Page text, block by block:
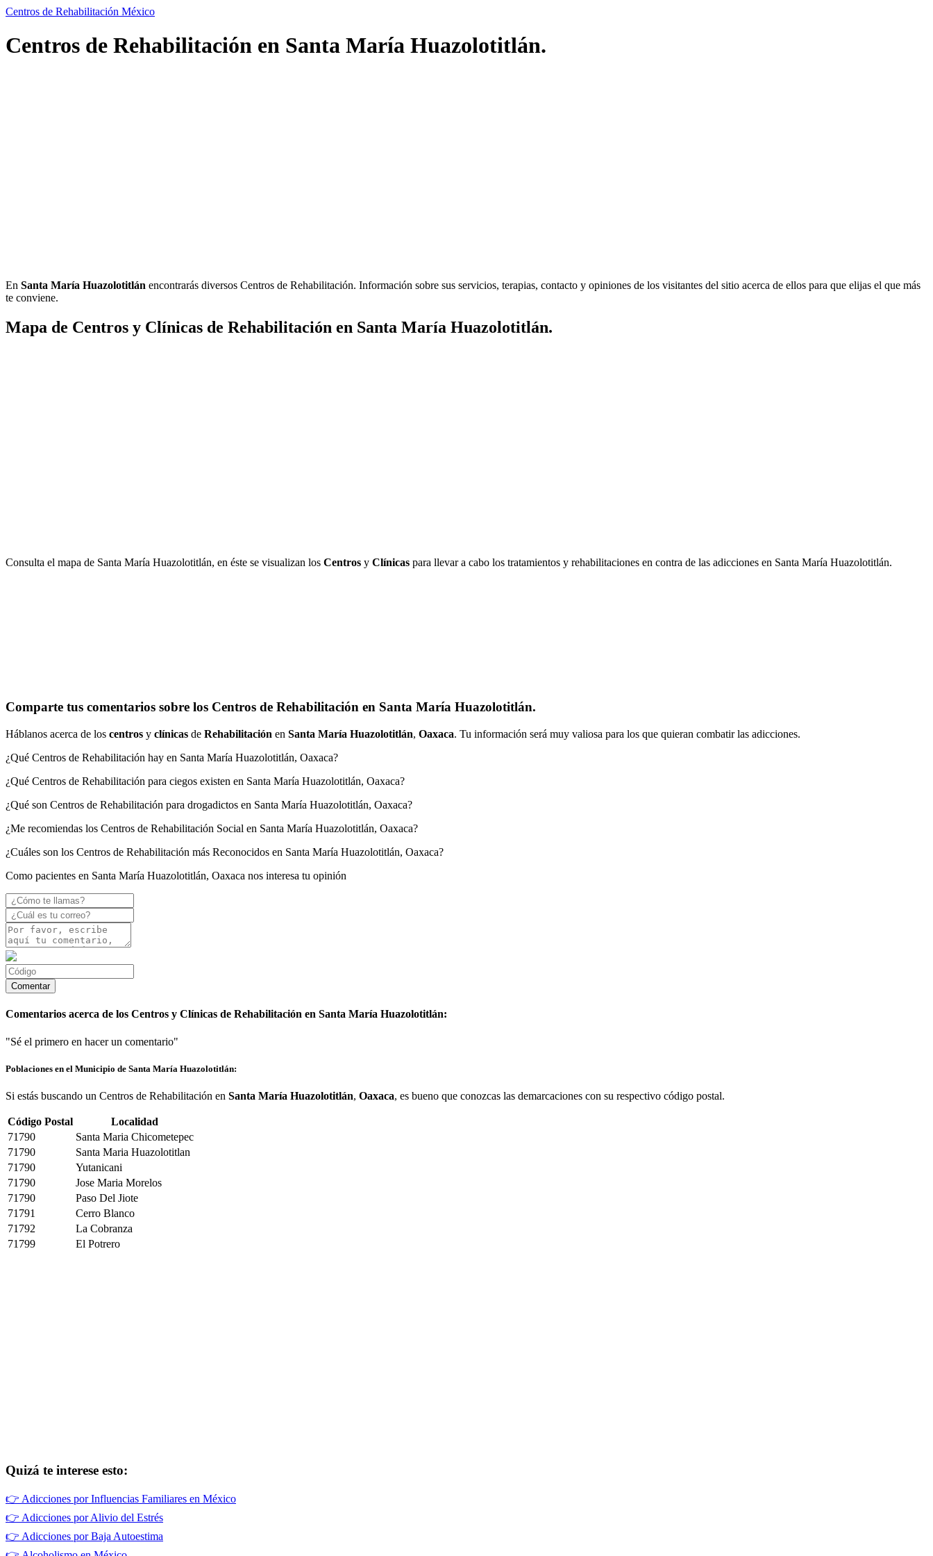
Centros de Rehabilitación México
Centros de Rehabilitación en Santa María Huazolotitlán.
En Santa María Huazolotitlán encontrarás diversos Centros de Rehabilitación. Información sobre sus servicios, terapias, contacto y opiniones de los visitantes del sitio acerca de ellos para que elijas el que más
te conviene.
Mapa de Centros y Clínicas de Rehabilitación en Santa María Huazolotitlán.
Consulta el mapa de Santa María Huazolotitlán, en éste se visualizan los Centros y Clínicas para llevar a cabo los tratamientos y rehabilitaciones en contra de las adicciones en Santa María Huazolotitlán.
Comparte tus comentarios sobre los Centros de Rehabilitación en Santa María Huazolotitlán.
Háblanos acerca de los centros y clínicas de Rehabilitación en Santa María Huazolotitlán, Oaxaca. Tu información será muy valiosa para los que quieran combatir las adicciones.
¿Qué Centros de Rehabilitación hay en Santa María Huazolotitlán, Oaxaca?
¿Qué Centros de Rehabilitación para ciegos existen en Santa María Huazolotitlán, Oaxaca?
¿Qué son Centros de Rehabilitación para drogadictos en Santa María Huazolotitlán, Oaxaca?
¿Me recomiendas los Centros de Rehabilitación Social en Santa María Huazolotitlán, Oaxaca?
¿Cuáles son los Centros de Rehabilitación más Reconocidos en Santa María Huazolotitlán, Oaxaca?
Como pacientes en Santa María Huazolotitlán, Oaxaca nos interesa tu opinión
Comentarios acerca de los Centros y Clínicas de Rehabilitación en Santa María Huazolotitlán:
"Sé el primero en hacer un comentario"
Poblaciones en el Municipio de Santa María Huazolotitlán:
Si estás buscando un Centros de Rehabilitación en Santa María Huazolotitlán, Oaxaca, es bueno que conozcas las demarcaciones con su respectivo código postal.
Código Postal
Localidad
71790
Santa Maria Chicometepec
71790
Santa Maria Huazolotitlan
71790
Yutanicani
71790
Jose Maria Morelos
71790
Paso Del Jiote
71791
Cerro Blanco
71792
La Cobranza
71799
El Potrero
Quizá te interese esto:
👉 Adicciones por Influencias Familiares en México
👉 Adicciones por Alivio del Estrés
👉 Adicciones por Baja Autoestima